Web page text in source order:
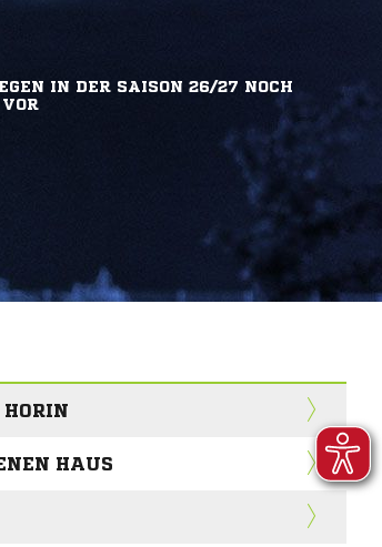
IN DER SAISON 26/27 NOCH
HAUS